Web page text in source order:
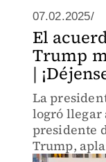
07.02.2025/
El
Trump
|
La
logró llegar
presidente
Trump,